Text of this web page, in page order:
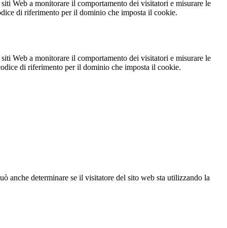
Web a monitorare il comportamento dei visitatori e misurare le
di riferimento per il dominio che imposta il cookie.
Web a monitorare il comportamento dei visitatori e misurare le
di riferimento per il dominio che imposta il cookie.
anche determinare se il visitatore del sito web sta utilizzando la